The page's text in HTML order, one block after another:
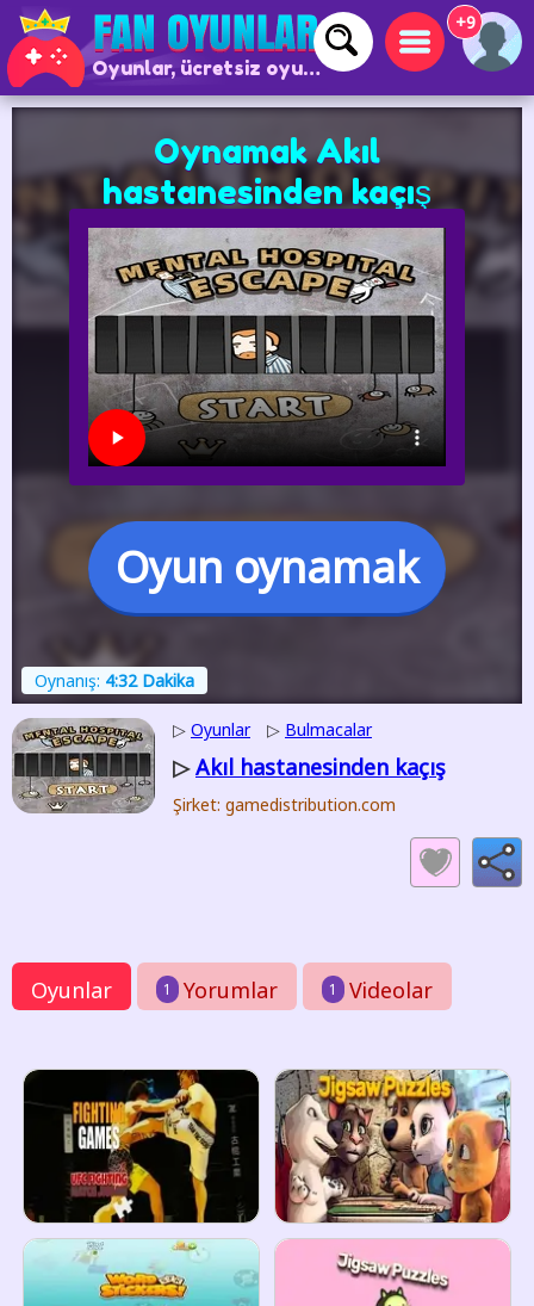
Oyunlar, ücretsiz oyunlar ve çevrimiçi oyunlar
+9
Oynamak Akıl
hastanesinden kaçış
Oyun oynamak
Oynanış: 4:32 Dakika
▷ Oyunlar ▷ Bulmacalar
▷Akıl hastanesinden kaçış
Şirket: gamedistribution.com
Oyunlar 1 Yorumlar 1 Videolar